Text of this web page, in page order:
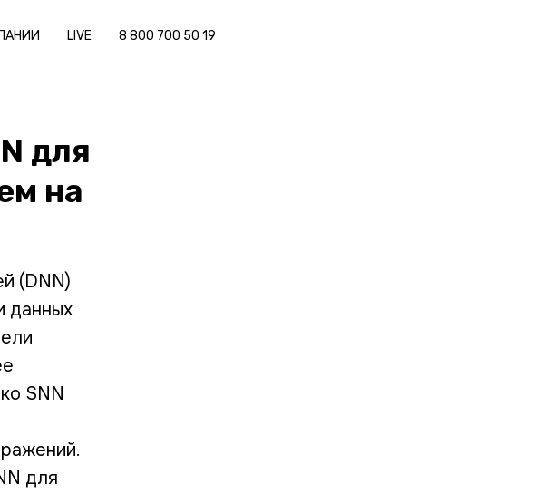
LIVE 8 800 700 50 19
для
на
(DNN)
данных
SNN
для